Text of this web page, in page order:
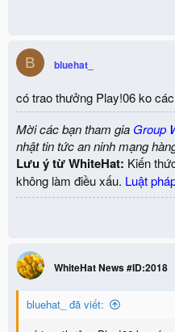
B bluehat_
có trao thưởng Play!06 ko
Mời các bạn tham gia Group
nhật tin tức an ninh mạng
Lưu ý từ WhiteHat: Kiến
không làm điều xấu. Luật
WhiteHat News #ID:2018
bluehat_ đã viết: